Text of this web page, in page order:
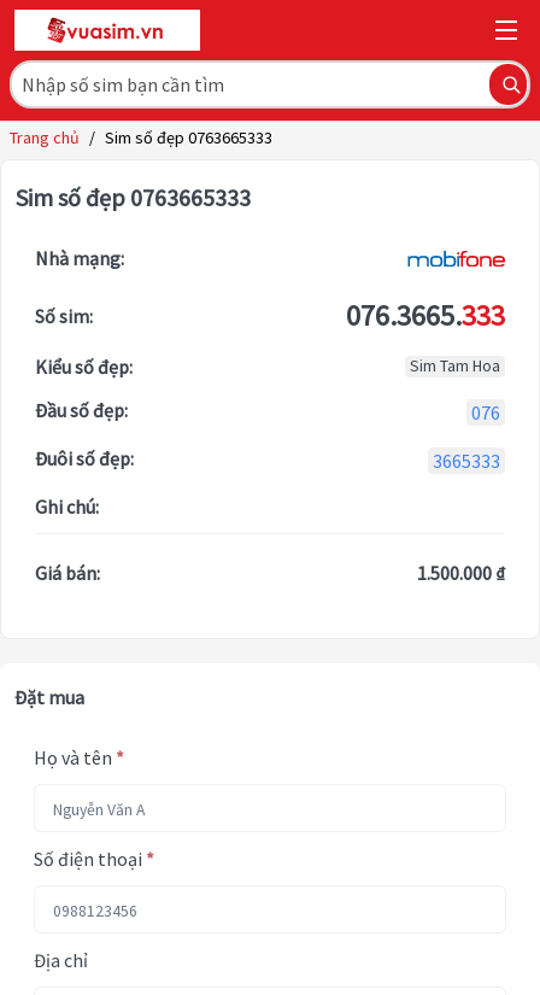
Trang chủ / Sim số đẹp 0763665333
Sim số đẹp 0763665333
Nhà mạng:
Số sim: 076.3665.333
Kiểu số đẹp: Sim Tam Hoa
Đầu số đẹp:
076
Đuôi số đẹp:
3665333
Ghi chú:
Giá bán: 1.500.000 ₫
Đặt mua
Họ và tên *
Số điện thoại *
Địa chỉ